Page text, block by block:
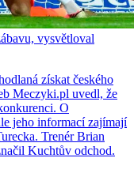
vysvětloval
získat českého
Meczyki.pl uvedl, že
O
jeho informací zajímají
Trenér Brian
Kuchtův odchod.